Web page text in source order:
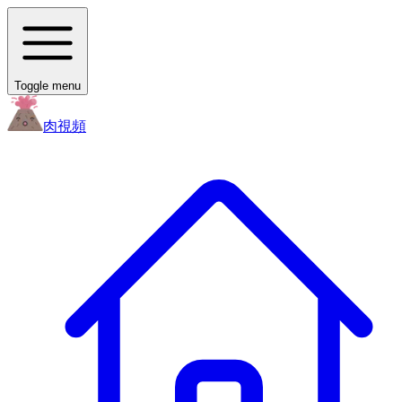
Toggle menu
肉視頻